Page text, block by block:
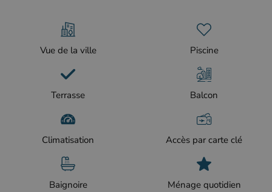
Vue de la ville Piscine
Terrasse Balcon
Climatisation Accès par carte clé
Baignoire Ménage quotidien